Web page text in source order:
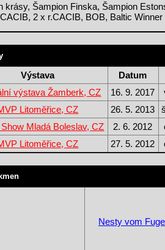
krásy, Šampion Finska, Šampion
2 x r.CACIB, BOB, Baltic Winner
Výstava
Datum
výstava Žamberk, CZ
16. 9. 2017
Litoměřice, CZ
26. 5. 2013
Mladá Boleslav, CZ
2. 6. 2012
Litoměřice, CZ
27. 5. 2012
Nesty vom